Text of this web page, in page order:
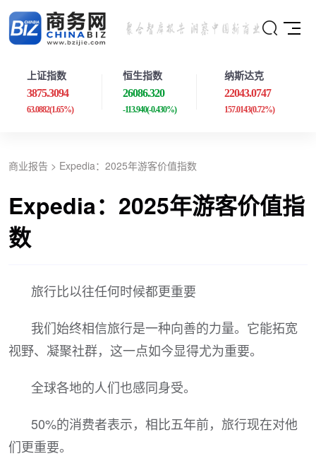
上证指数
3875.3094
63.0882(1.65%)
恒生指数
26086.320
-113.940(-0.430%)
纳斯达克
22043.0747
157.0143(0.72%)
商业报告 > Expedia：2025年游客价值指数
Expedia：2025年游客价值指
数
旅行比以往任何时候都更重要
我们始终相信旅行是一种向善的力量。它能拓宽
视野、凝聚社群，这一点如今显得尤为重要。
全球各地的人们也感同身受。
50%的消费者表示，相比五年前，旅行现在对他
们更重要。